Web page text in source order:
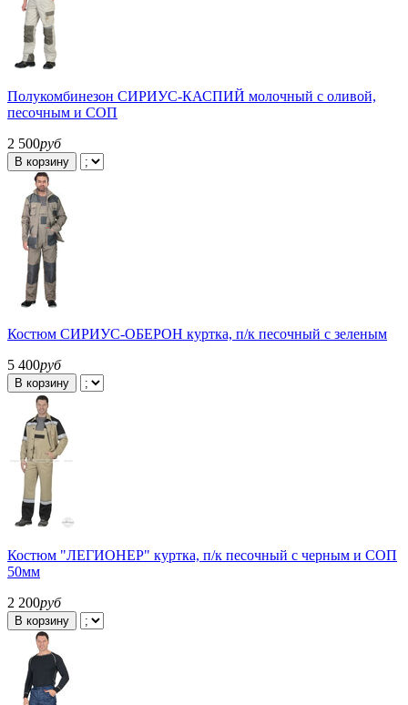
Полукомбинезон СИРИУС-КАСПИЙ молочный с оливой,
песочным и СОП
2 500руб
В корзину
Костюм СИРИУС-ОБЕРОН куртка, п/к песочный с зеленым
5 400руб
В корзину
Костюм "ЛЕГИОНЕР" куртка, п/к песочный с черным и СОП
50мм
2 200руб
В корзину